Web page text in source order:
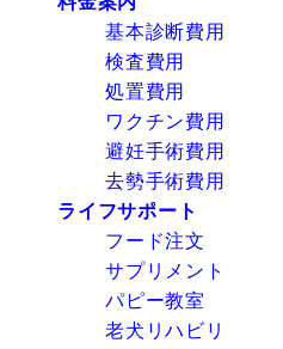
基本診断費用
検査費用
処置費用
ワクチン費用
避妊手術費用
去勢手術費用
ライフサポート
フード注文
サプリメント
パピー教室
老犬リハビリ